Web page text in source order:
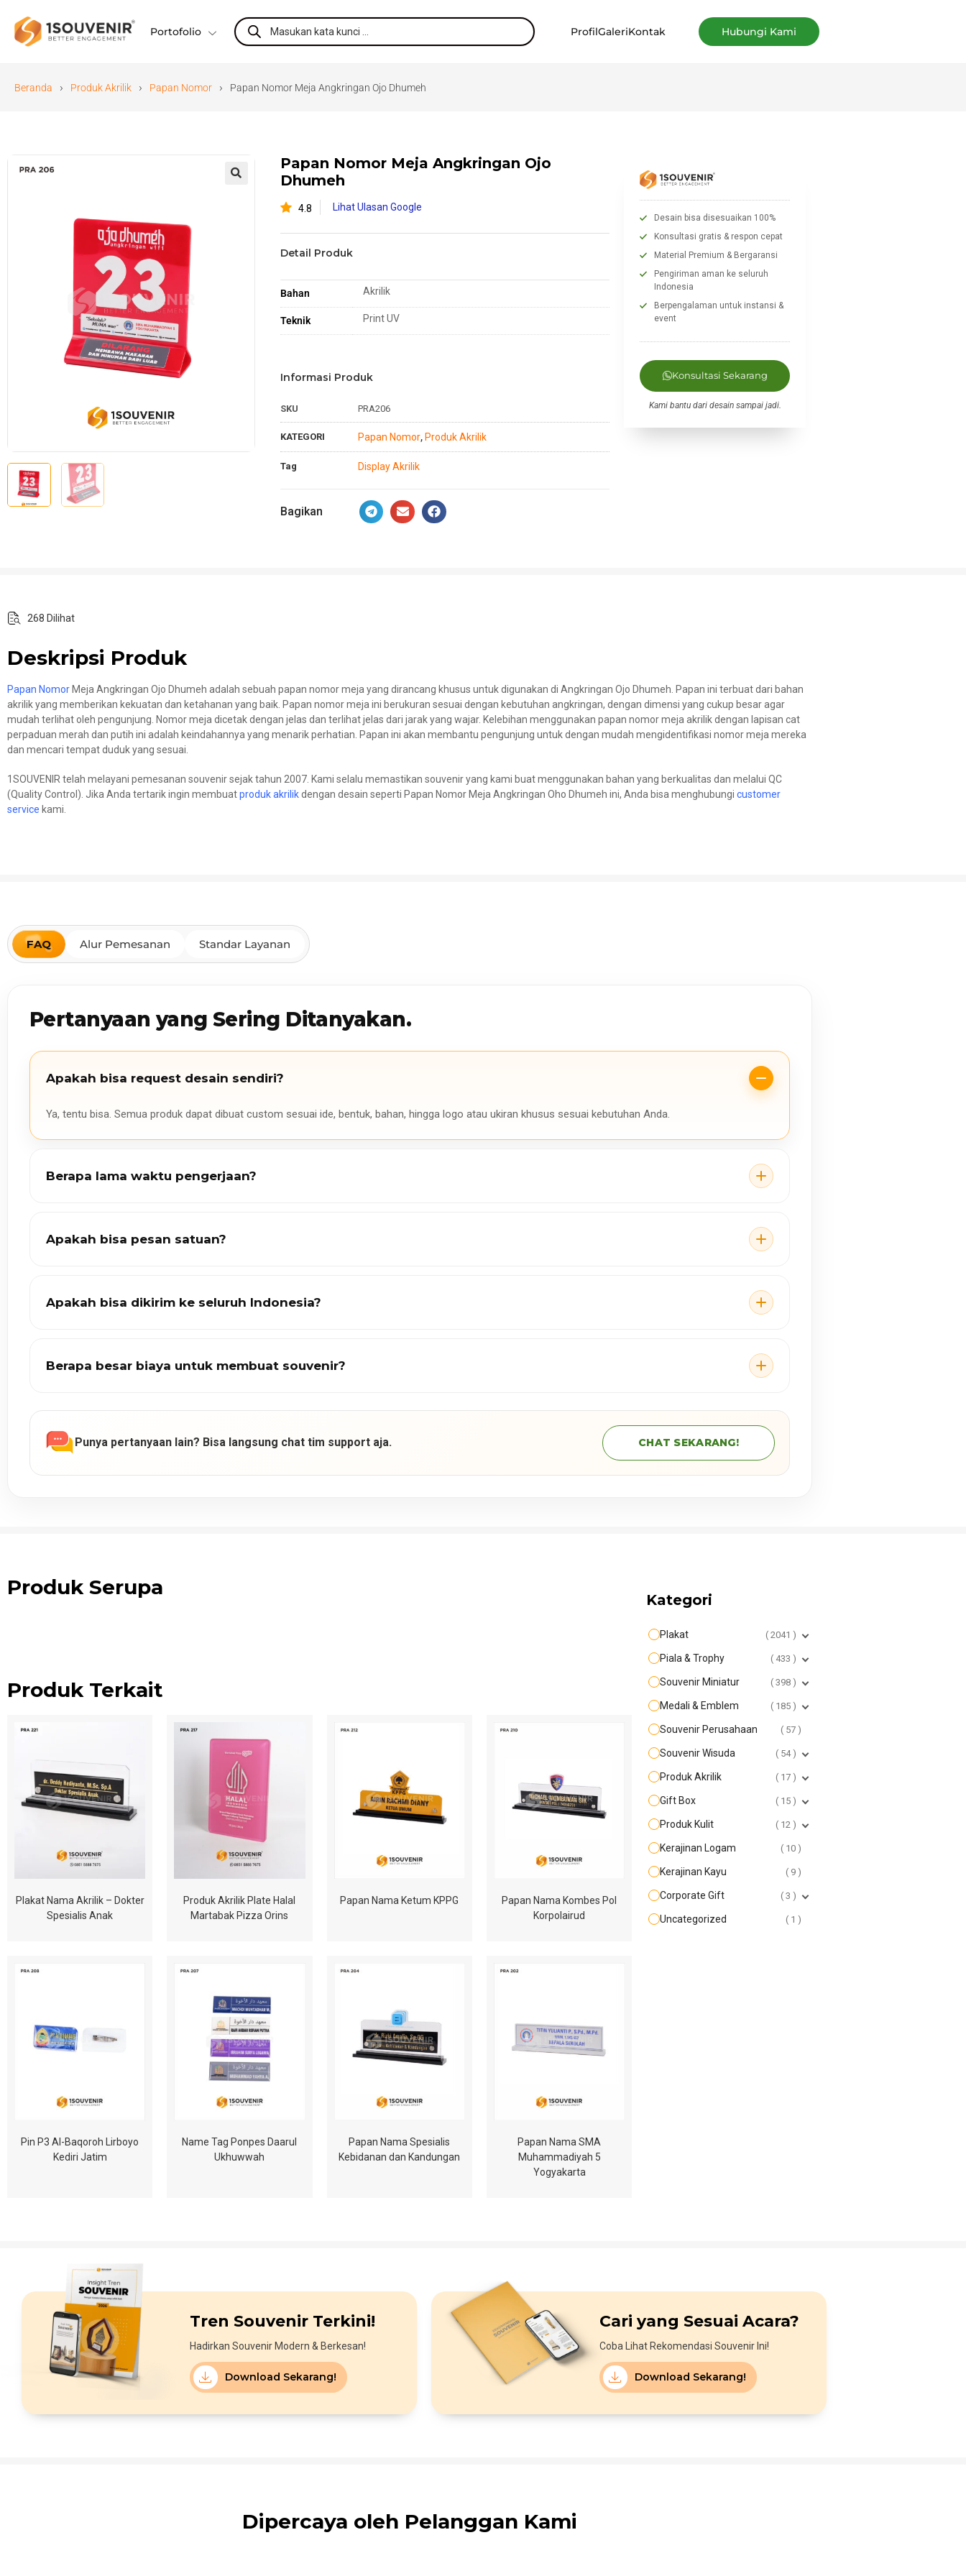
Portofolio ProfilGaleriKontak Hubungi Kami
Beranda › Produk Akrilik › Papan Nomor › Papan Nomor Meja Angkringan Ojo Dhumeh
Papan Nomor Meja Angkringan Ojo
Dhumeh
4.8 Lihat Ulasan Google
Detail Produk
Bahan Akrilik
Teknik Print UV
Informasi Produk
SKU PRA206
KATEGORI Papan Nomor, Produk Akrilik
Tag Display Akrilik
Bagikan
Desain bisa disesuaikan 100%
Konsultasi gratis & respon cepat
Material Premium & Bergaransi
Pengiriman aman ke seluruh
Indonesia
Berpengalaman untuk instansi &
event
Konsultasi Sekarang
Kami bantu dari desain sampai jadi.
268 Dilihat
Deskripsi Produk
Papan Nomor Meja Angkringan Ojo Dhumeh adalah sebuah papan nomor meja yang dirancang khusus untuk digunakan di Angkringan Ojo Dhumeh. Papan ini terbuat dari bahan
akrilik yang memberikan kekuatan dan ketahanan yang baik. Papan nomor meja ini berukuran sesuai dengan kebutuhan angkringan, dengan dimensi yang cukup besar agar
mudah terlihat oleh pengunjung. Nomor meja dicetak dengan jelas dan terlihat jelas dari jarak yang wajar. Kelebihan menggunakan papan nomor meja akrilik dengan lapisan cat
perpaduan merah dan putih ini adalah keindahannya yang menarik perhatian. Papan ini akan membantu pengunjung untuk dengan mudah mengidentifikasi nomor meja mereka
dan mencari tempat duduk yang sesuai.
1SOUVENIR telah melayani pemesanan souvenir sejak tahun 2007. Kami selalu memastikan souvenir yang kami buat menggunakan bahan yang berkualitas dan melalui QC
(Quality Control). Jika Anda tertarik ingin membuatproduk akrilikdengan desain seperti Papan Nomor Meja Angkringan Oho Dhumeh ini, Anda bisa menghubungi customer
service kami.
FAQ Alur Pemesanan Standar Layanan
Pertanyaan yang Sering Ditanyakan.
Apakah bisa request desain sendiri?
Ya, tentu bisa. Semua produk dapat dibuat custom sesuai ide, bentuk, bahan, hingga logo atau ukiran khusus sesuai kebutuhan Anda.
Berapa lama waktu pengerjaan?
Apakah bisa pesan satuan?
Apakah bisa dikirim ke seluruh Indonesia?
Berapa besar biaya untuk membuat souvenir?
Punya pertanyaan lain? Bisa langsung chat tim support aja. CHAT SEKARANG!
Produk Serupa
Produk Terkait
Plakat Nama Akrilik – Dokter
Spesialis Anak
Produk Akrilik Plate Halal
Martabak Pizza Orins
Papan Nama Ketum KPPG
Papan Nama Kombes Pol
Korpolairud
Pin P3 Al-Baqoroh Lirboyo
Kediri Jatim
Name Tag Ponpes Daarul
Ukhuwwah
Papan Nama Spesialis
Kebidanan dan Kandungan
Papan Nama SMA
Muhammadiyah 5
Yogyakarta
Kategori
Plakat 2041
Piala & Trophy 433
Souvenir Miniatur 398
Medali & Emblem 185
Souvenir Perusahaan 57
Souvenir Wisuda 54
Produk Akrilik 17
Gift Box 15
Produk Kulit 12
Kerajinan Logam 10
Kerajinan Kayu 9
Corporate Gift 3
Uncategorized 1
Tren Souvenir Terkini!
Hadirkan Souvenir Modern & Berkesan!
Download Sekarang!
Cari yang Sesuai Acara?
Coba Lihat Rekomendasi Souvenir Ini!
Download Sekarang!
Dipercaya oleh Pelanggan Kami